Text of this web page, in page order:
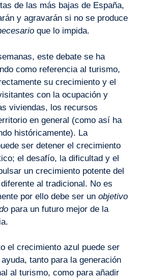
de las más bajas de España,
y agravarán si no se produce
que lo impida.
este debate se ha
como referencia al turismo,
su crecimiento y el
con la ocupación y
viviendas, los recursos
en general (como así ha
históricamente). La
ser detener el crecimiento
el desafío, la dificultad y el
un crecimiento potente del
al tradicional. No es
por ello debe ser un objetivo
para un futuro mejor de la
el crecimiento azul puede ser
tanto para la generación
al turismo, como para añadir